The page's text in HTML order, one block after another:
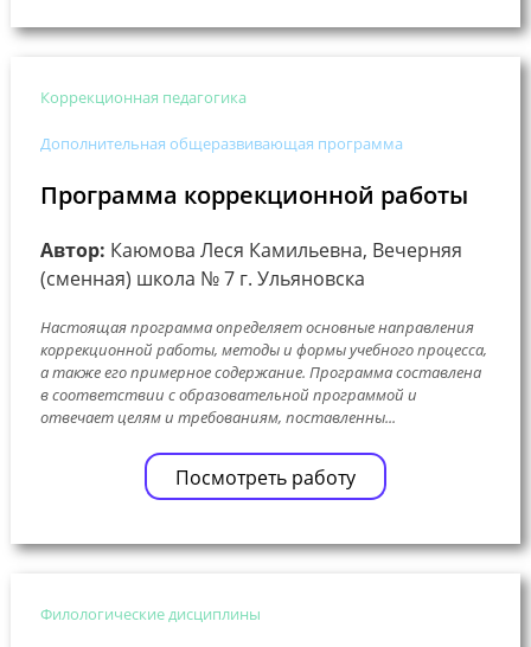
Коррекционная педагогика
Дополнительная общеразвивающая программа
Программа коррекционной работы
Автор: Каюмова Леся Камильевна, Вечерняя
(сменная) школа № 7 г. Ульяновска
Настоящая программа определяет основные направления
коррекционной работы, методы и формы учебного процесса,
а также его примерное содержание. Программа составлена
в соответствии с образовательной программой и
отвечает целям и требованиям, поставленны...
Посмотреть работу
Филологические дисциплины